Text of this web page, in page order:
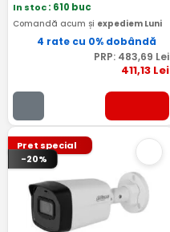
In stoc: 610 buc
Comandă acum și expediem Luni
4 rate cu 0% dobândă
PRP: 483,69 Lei
411,13Lei
Pret special
-20%